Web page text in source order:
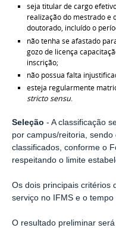
seja titular de cargo
realização do mestrado e
doutorado, incluído o
não tenha se afastado
gozo de licença
inscrição;
não possua falta
esteja regularmente
stricto sensu.
Seleção - A classificação
por campus/reitoria,
classificados, conforme o
respeitando o limite
Os dois principais critérios
serviço no IFMS e o
O resultado preliminar